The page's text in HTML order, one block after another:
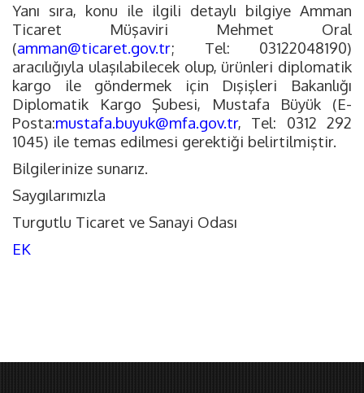
Yanı sıra, konu ile ilgili detaylı bilgiye Amman
Ticaret Müşaviri Mehmet Oral
(amman@ticaret.gov.tr; Tel: 03122048190)
aracılığıyla ulaşılabilecek olup, ürünleri diplomatik
kargo ile göndermek için Dışişleri Bakanlığı
Diplomatik Kargo Şubesi, Mustafa Büyük (E-
Posta:mustafa.buyuk@mfa.gov.tr, Tel: 0312 292
1045) ile temas edilmesi gerektiği belirtilmiştir.
Bilgilerinize sunarız.
Saygılarımızla
Turgutlu Ticaret ve Sanayi Odası
EK